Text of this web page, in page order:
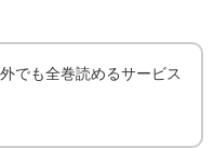
でも全巻読めるサービス